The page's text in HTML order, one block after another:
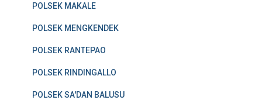
POLSEK MAKALE
POLSEK MENGKENDEK
POLSEK RANTEPAO
POLSEK RINDINGALLO
POLSEK SA'DAN BALUSU